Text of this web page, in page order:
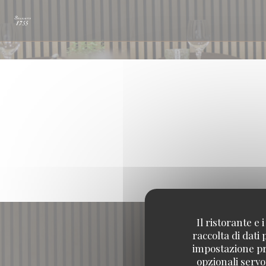
Il ristorante e i
raccolta di dati
impostazione
opzionali